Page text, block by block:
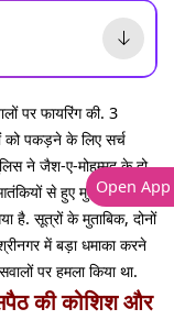
पर फायरिंग की. 3
को पकड़ने के लिए सर्च
ने जैश-ए-मोहम्मद के दो
से हुए मुठभेड़ में जैश-
है. सूत्रों के मुताबिक, दोनों
में बड़ा धमाका करने
पर हमला किया था.
की कोशिश और
Open App